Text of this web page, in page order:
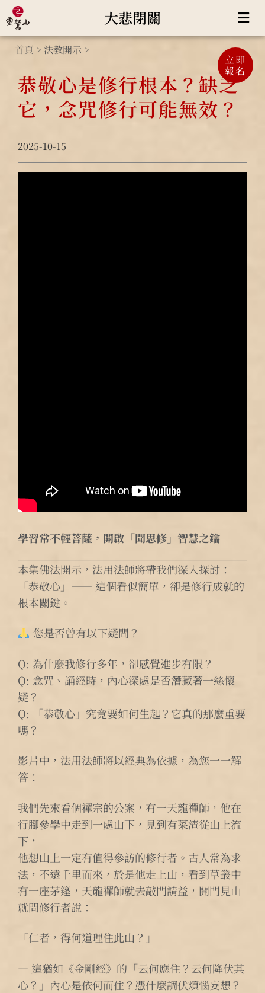
大悲閉關
立即
報名
首頁 > 法教開示 >
恭敬心是修行根本？缺乏
它，念咒修行可能無效？
2025-10-15
學習常不輕菩薩，開啟「聞思修」智慧之鑰
本集佛法開示，法用法師將帶我們深入探討：
「恭敬心」—— 這個看似簡單，卻是修行成就的
根本關鍵。
您是否曾有以下疑問？
Q: 為什麼我修行多年，卻感覺進步有限？
Q: 念咒、誦經時，內心深處是否潛藏著一絲懷
疑？
Q: 「恭敬心」究竟要如何生起？它真的那麼重要
嗎？
影片中，法用法師將以經典為依據，為您一一解
答：
我們先來看個禪宗的公案，有一天龍禪師，他在
行腳參學中走到一處山下，見到有菜渣從山上流
下，
他想山上一定有值得參訪的修行者。古人常為求
法，不遠千里而來，於是他走上山，看到草叢中
有一座茅篷，天龍禪師就去敲門請益，開門見山
就問修行者說：
「仁者，得何道理住此山？」
— 這猶如《金剛經》的「云何應住？云何降伏其
心？」內心是依何而住？憑什麼調伏煩惱妄想？